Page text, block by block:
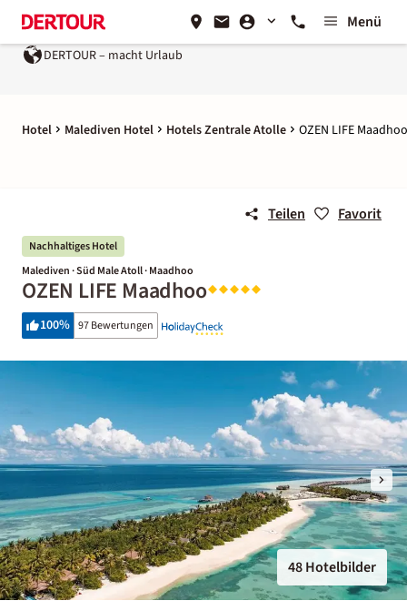
Menü
DERTOUR – macht Urlaub
Hotel Malediven Hotel Hotels Zentrale Atolle OZEN LIFE Maadhoo
Teilen Favorit
Nachhaltiges Hotel
Malediven · Süd Male Atoll · Maadhoo
OZEN LIFE Maadhoo
100% 97 Bewertungen
48 Hotelbilder